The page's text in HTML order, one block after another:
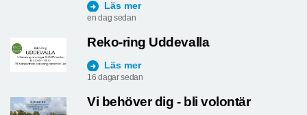
Läs mer
en dag sedan
Reko-ring Uddevalla
Läs mer
16 dagar sedan
Vi behöver dig - bli volontär